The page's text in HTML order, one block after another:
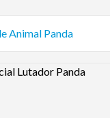
Animal Panda
Image